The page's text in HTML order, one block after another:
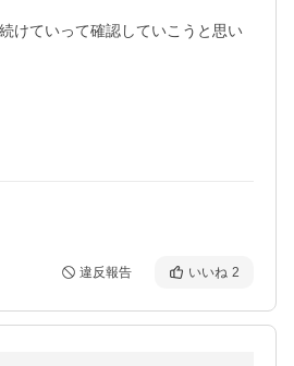
けていって確認していこうと思い
違反報告 いいね 2